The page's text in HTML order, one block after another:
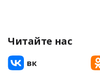
Читайте нас